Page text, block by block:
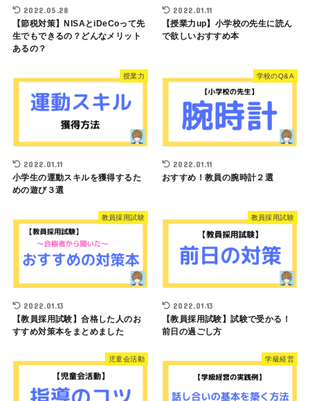
2022.05.28
【節税対策】NISAとiDeCoって先
生でもできるの？どんなメリット
あるの？
2022.01.11
【授業力up】小学校の先生に読ん
で欲しいおすすめ本
授業力
2022.01.11
小学生の運動スキルを獲得するた
めの遊び３選
学校のQ&A
2022.01.11
おすすめ！教員の腕時計２選
教員採用試験
2022.01.13
【教員採用試験】合格した人のお
すすめ対策本をまとめました
教員採用試験
2022.01.13
【教員採用試験】試験で受かる！
前日の過ごし方
児童会活動 学級経営